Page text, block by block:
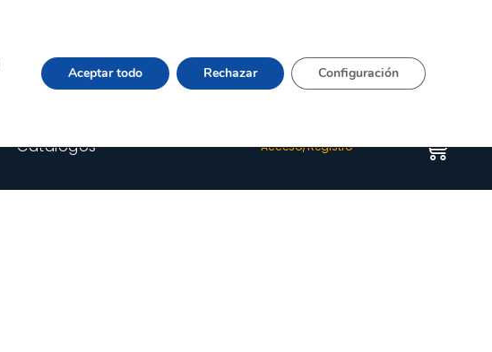
Quienes somos Happyblog Contacto
Catálogos Acceso/Registro
Aceptar todo Rechazar Configuración